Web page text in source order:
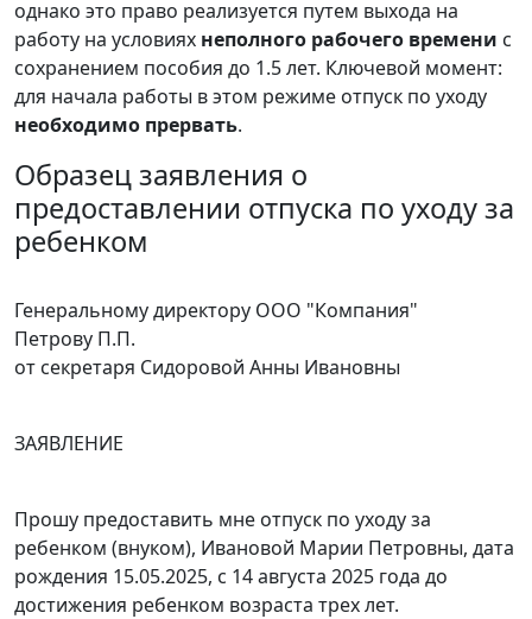
однако это право реализуется путем выхода на
работу на условиях неполного рабочего времени с
сохранением пособия до 1.5 лет. Ключевой момент:
для начала работы в этом режиме отпуск по уходу
необходимо прервать.
Образец заявления о
предоставлении отпуска по уходу за
ребенком
Генеральному директору ООО "Компания"
Петрову П.П.
от секретаря Сидоровой Анны Ивановны
ЗАЯВЛЕНИЕ
Прошу предоставить мне отпуск по уходу за
ребенком (внуком), Ивановой Марии Петровны, дата
рождения 15.05.2025, с 14 августа 2025 года до
достижения ребенком возраста трех лет.